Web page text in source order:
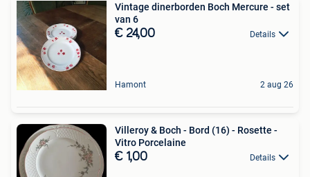
Vintage dinerborden Boch Mercure - set
van 6
€ 24,00 Details
Hamont 2 aug 26
Villeroy & Boch - Bord (16) - Rosette -
Vitro Porcelaine
€ 1,00 Details